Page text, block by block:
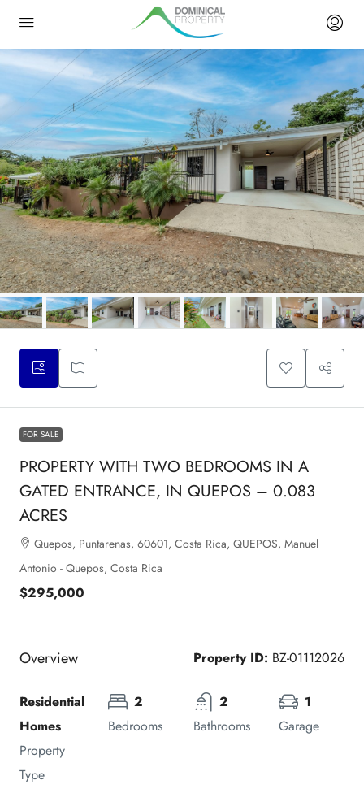
FOR SALE
PROPERTY WITH TWO BEDROOMS IN A
GATED ENTRANCE, IN QUEPOS – 0.083
ACRES
Quepos, Puntarenas, 60601, Costa Rica, QUEPOS, Manuel
Antonio - Quepos, Costa Rica
$295,000
Overview Property ID: BZ-01112026
Residential
Homes
Property
Type
2
Bedrooms
2
Bathrooms
1
Garage